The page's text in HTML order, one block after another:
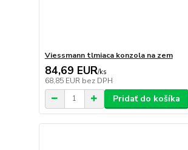
Viessmann tlmiaca konzola na zem
84,69 EUR/ks
68,85 EUR bez DPH
Pridať do košíka